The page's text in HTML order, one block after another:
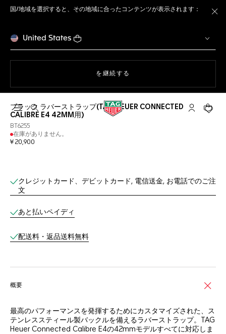
国/地域を選択すると、その地域に合ったコンテンツが表示されます：
United States
ウェブサイト上のナビゲーション
を継続する
検索画面を開く マイ タグ・
ショ
ブラック ラバーストラップ(TAG HEUER CONNECTED
CALIBRE E4 42MM用)
BT6255
在庫がありません。
¥ 20,900
オンラインブティックサービス
クレジットカード、デビットカード, 電信送金, お電話でのご注
文
あと払いペイディ
配送料・返品送料無料
概要
最高のパフォーマンスを発揮するためにカスタマイズされた、ス
テンレススティール製バックルを備えるラバーストラップ。TAG
Heuer Connected Calibre E4の42mmモデルすべてに対応しま